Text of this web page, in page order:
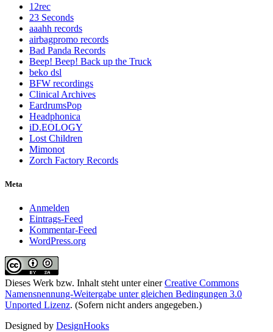
12rec
23 Seconds
aaahh records
airbagpromo records
Bad Panda Records
Beep! Beep! Back up the Truck
beko dsl
BFW recordings
Clinical Archives
EardrumsPop
Headphonica
iD.EOLOGY
Lost Children
Mimonot
Zorch Factory Records
Meta
Anmelden
Eintrags-Feed
Kommentar-Feed
WordPress.org
Dieses Werk bzw. Inhalt steht unter einerCreative Commons
Namensnennung-Weitergabe unter gleichen Bedingungen 3.0
Unported Lizenz. (Sofern nicht anders angegeben.)
Designed by DesignHooks